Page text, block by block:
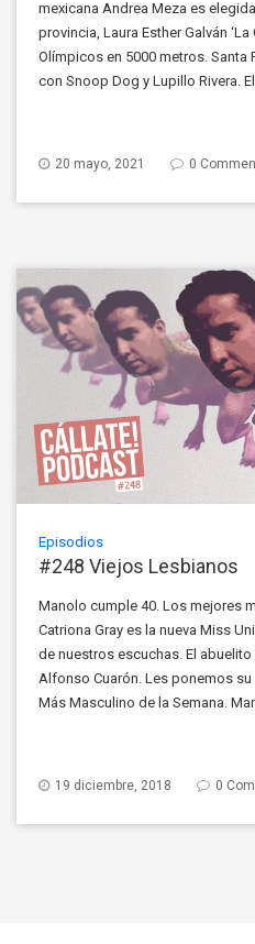
mexicana Andrea Meza es
provincia, Laura Esther Galván
Olímpicos en 5000 metros. Santa
con Snoop Dog y Lupillo Rivera.
20 mayo, 2021 0
Episodios
#248 Viejos Lesbianos
Manolo cumple 40. Los mejores
Catriona Gray es la nueva Miss
de nuestros escuchas. El
Alfonso Cuarón. Les ponemos
Más Masculino de la Semana.
19 diciembre, 2018 0